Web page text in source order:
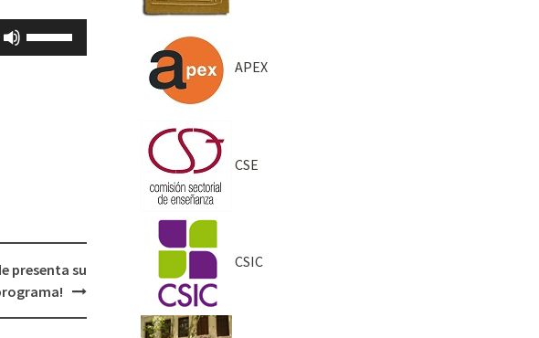
el
volumen.
presenta su
APEX
CSE
CSIC